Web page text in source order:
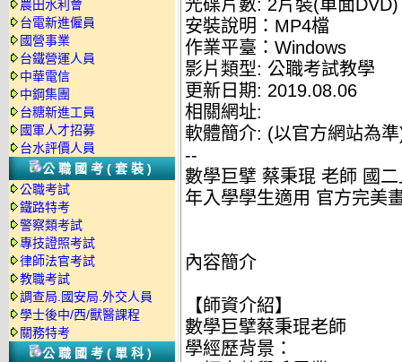
農田水利會
台電新進僱員
國營事業
台鐵營運人員
中華電信
中鋼集團
台糖新進工員
國軍人才招募
台水評價人員
公職國考(套裝)
公職考試
鐵路特考
警察類考試
專技證照考試
律師法官考試
教職考試
調查局.國安局.外交人員
學士後中/西/獸醫課程
關務特考
公職國考(單科)
光碟片數: 2片裝(單面DVD)
安裝說明：MP4檔
作業平臺：Windows
影片類型: 公職考試教學
更新日期: 2019.08.06
相關網址:
軟體簡介: (以官方網站為
--
數學巨擘 蔡秉琨 老師 國
年入學學生適用 官方完美
內容簡介
【師資介紹】
數學巨擘蔡秉琨老師
學經歷背景：